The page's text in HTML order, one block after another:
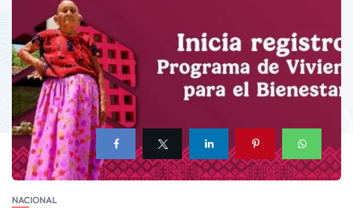
NACIONAL